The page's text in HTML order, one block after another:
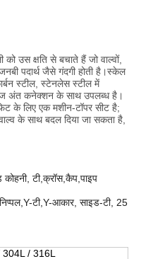
उस क्षति से बचाते हैं जो वाल्वों,
पदार्थ जैसे गंदगी होती है।स्केल
स्टील, स्टेनलेस स्टील में
अंत कनेक्शन के साथ उपलब्ध है।
के लिए एक मशीन-टॉपर सीट है;
के साथ बदल दिया जा सकता है,
टी,क्रॉस,कैप,पाइप
निप्पल,Y-टी,Y-आकार, साइड-टी, 25
/ 316L